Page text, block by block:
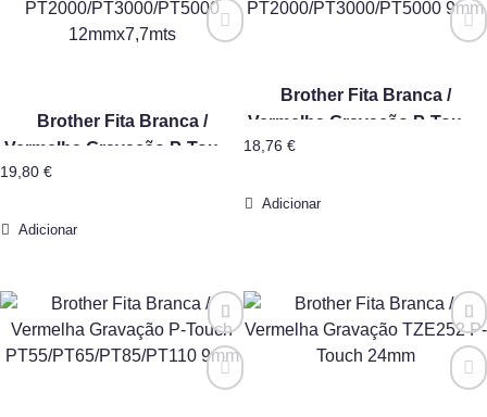
Brother Fita Branca /
Vermelha Gravação P-Touch
PT2000/PT3000/PT5000
19,80 €
Adicionar
Brother Fita Branca /
Vermelha Gravação P-Touch
PT2000/PT3000/PT5000 9mm
18,76 €
Adicionar